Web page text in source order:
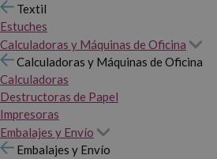
Textil
Estuches
Calculadoras y Máquinas de Oficina
Calculadoras y Máquinas de Oficina
Calculadoras
Destructoras de Papel
Impresoras
Embalajes y Envío
Embalajes y Envío